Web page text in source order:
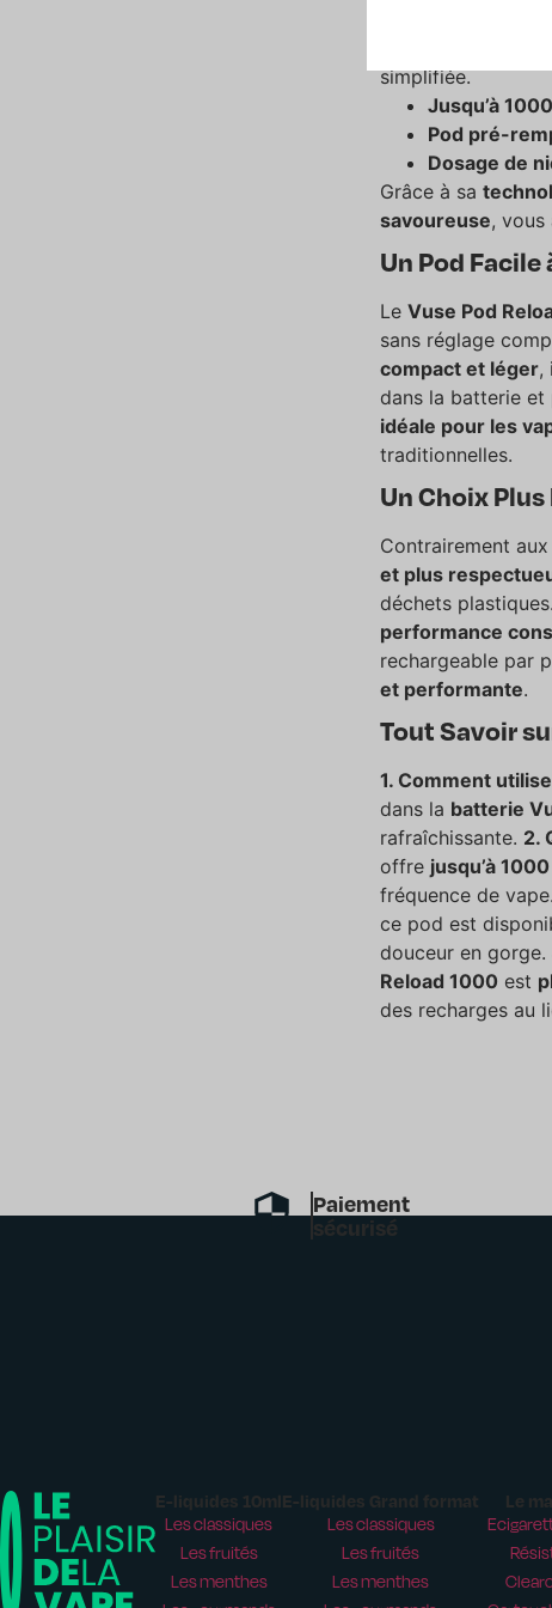
simplifiée.
Jusqu’à
Pod pré-
Dosage de
Grâce à sa
savoureuse, vous
Un Pod
Le Vuse Pod
sans réglage
compact et léger,
dans la batterie
idéale pour les
traditionnelles.
Un Choix
Contrairement
et plus
déchets
performance
rechargeable par
et performante.
Tout Savoir
1. Comment
dans la batterie
rafraîchissante. 2.
offre jusqu’à
fréquence de vape.
ce pod est
douceur en gorge.
Reload 1000 est
des recharges au
E-liquides 10ml
Les classiques
Les fruités
Les menthes
E-liquides Grand format
Les classiques
Les fruités
Les menthes
Paiement
sécurisé
Le